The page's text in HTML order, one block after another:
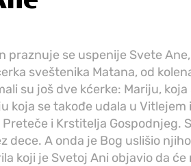
praznuje se uspenije Svete
sveštenika Matana, od
su još dve kćerke: Mariju,
koja se takođe udala u
i Krstitelja Gospodnjeg.
dece. A onda je Bog uslišio
koji je Svetoj Ani objavio da